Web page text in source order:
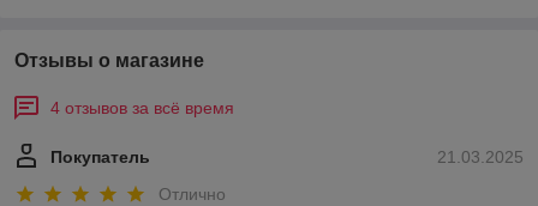
Отзывы о магазине
4 отзывов за всё время
21.03.2025
Покупатель
Отлично